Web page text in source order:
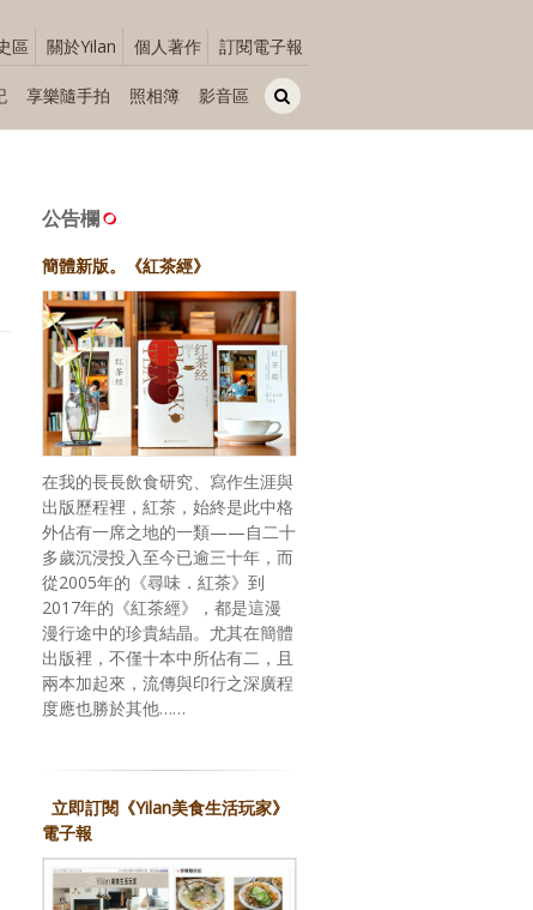
區 關於Yilan 個人著作 訂閱電子報
享樂隨手拍 照相簿 影音區
公告欄
簡體新版。《紅茶經》
在我的長長飲食研究、寫作生涯與
出版歷程裡，紅茶，始終是此中格
外佔有一席之地的一類——自二十
多歲沉浸投入至今已逾三十年，而
從2005年的《尋味．紅茶》到
2017年的《紅茶經》，都是這漫
漫行途中的珍貴結晶。尤其在簡體
出版裡，不僅十本中所佔有二，且
兩本加起來，流傳與印行之深廣程
度應也勝於其他……
立即訂閱《Yilan美食生活玩家》
電子報